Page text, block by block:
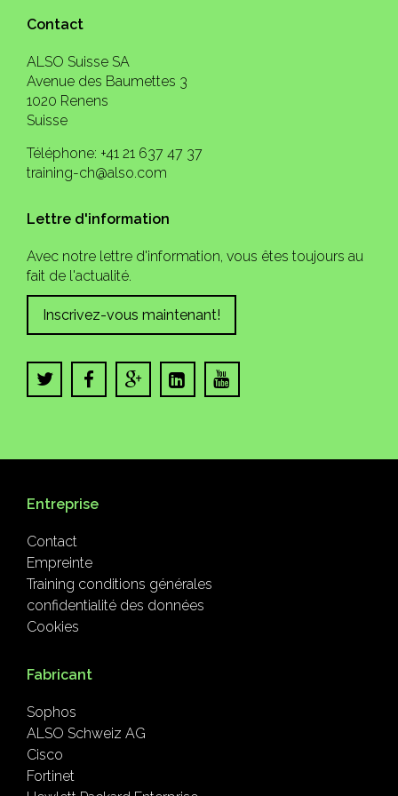
Contact
ALSO Suisse SA
Avenue des Baumettes 3
1020 Renens
Suisse
Téléphone: +41 21 637 47 37
training-ch@also.com
Lettre d'information
Avec notre lettre d'information, vous êtes toujours au
fait de l'actualité.
Inscrivez-vous maintenant!
Entreprise
Contact
Empreinte
Training conditions générales
confidentialité des données
Cookies
Fabricant
Sophos
ALSO Schweiz AG
Cisco
Fortinet